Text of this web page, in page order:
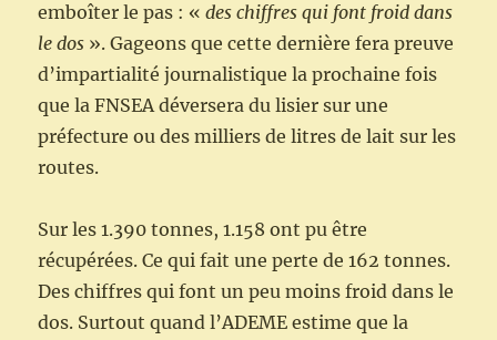
emboîter le pas : «des chiffres qui font froid dans
le dos ». Gageons que cette dernière fera preuve
d’impartialité journalistique la prochaine fois
que la FNSEA déversera du lisier sur une
préfecture ou des milliers de litres de lait sur les
routes.
Sur les 1.390 tonnes, 1.158 ont pu être
récupérées. Ce qui fait une perte de 162 tonnes.
Des chiffres qui font un peu moins froid dans le
dos. Surtout quand l’ADEME estime que la